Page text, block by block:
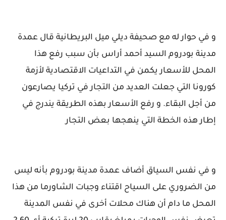
و في حوار له مع صحيفة ديلي ميل البريطانية قال عمدة
مدينة بودروم السيد أحمد أراس بأن سبب رفع هذا
المحل للأسعار يكمن في التداعيات الاقتصادية لأزمة
كورونا التي جعلت العديد من التجار في تركيا يصارعون
من أجل البقاء. و رفع الأسعار بهذه الطريقة يندرج في
إطار هذه الخطة التي ينهجها بعض التجار
و في نفس السياق أضاف عمدة مدينة بودروم بأنه ليس
من الضروري على السياح اقتناء وجبات الشاورما من هذا
المحل ما دام أن هناك محلات أخرى في نفس المدينة